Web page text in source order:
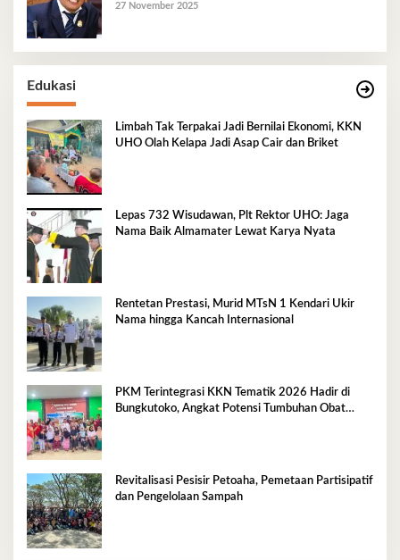
27 November 2025
Edukasi
Limbah Tak Terpakai Jadi Bernilai Ekonomi, KKN
UHO Olah Kelapa Jadi Asap Cair dan Briket
Lepas 732 Wisudawan, Plt Rektor UHO: Jaga
Nama Baik Almamater Lewat Karya Nyata
Rentetan Prestasi, Murid MTsN 1 Kendari Ukir
Nama hingga Kancah Internasional
PKM Terintegrasi KKN Tematik 2026 Hadir di
Bungkutoko, Angkat Potensi Tumbuhan Obat
Revitalisasi Pesisir Petoaha, Pemetaan Partisipatif
dan Pengelolaan Sampah